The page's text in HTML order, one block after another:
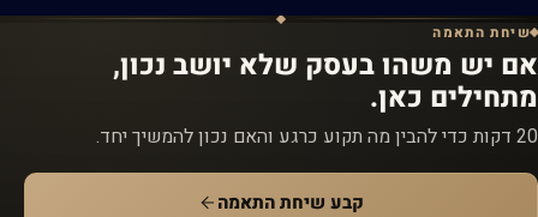
שיחת התאמה
אם יש משהו בעסק שלא יושב נכון,
מתחילים כאן.
20 דקות כדי להבין מה תקוע כרגע והאם נכון להמשיך יחד.
קבע שיחת התאמה